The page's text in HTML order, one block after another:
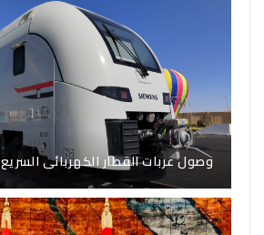
وصول عربات القطار الكهربائى السريع